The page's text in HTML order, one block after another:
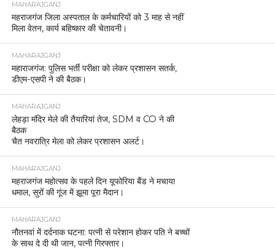
MAHARAJGANJ
महराजगंज जिला अस्पताल के कर्मचारियों को 3 माह से नहीं
मिला वेतन, कार्य बहिष्कार की चेतावनी।
MAHARAJGANJ
महाराजगंज: पुलिस भर्ती परीक्षा को लेकर प्रशासन सतर्क,
डीएम-एसपी ने की बैठक।
MAHARAJGANJ
लेहड़ा मंदिर मेले की तैयारियां तेज, SDM व CO ने की
बैठक
चैत नवरात्रि मेला को लेकर प्रशासन अलर्ट।
MAHARAJGANJ
महराजगंज महोत्सव के पहले दिन यूफोरिया बैंड ने मचाया
धमाल, सुरों की गूंज में झूमा पूरा मैदान।
MAHARAJGANJ
नौतनवां में दर्दनाक घटना: पत्नी से परेशान होकर पति ने बच्चों
के साथ दे दी थी जान, पत्नी गिरफ्तार।